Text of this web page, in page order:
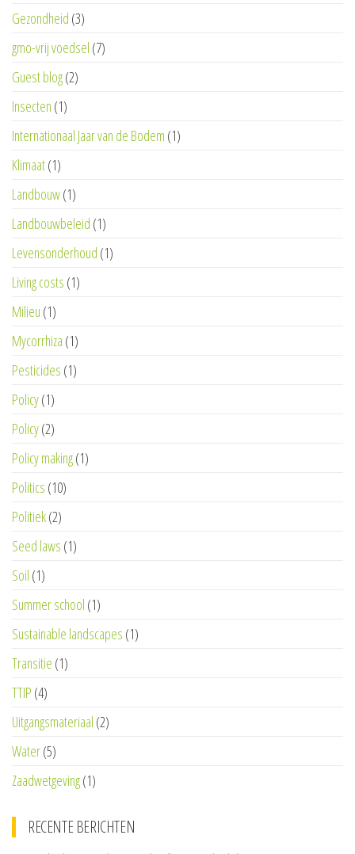
Gezondheid (3)
gmo-vrij voedsel (7)
Guest blog(2)
Insecten (1)
Internationaal Jaar van de Bodem (1)
Klimaat(1)
Landbouw(1)
Landbouwbeleid (1)
Levensonderhoud (1)
Living costs (1)
Milieu (1)
Mycorrhiza (1)
Pesticides (1)
Policy(1)
Policy(2)
Policy making(1)
Politics (10)
Politiek(2)
Seed laws (1)
Soil (1)
Summer school (1)
Sustainable landscapes (1)
Transitie (1)
TTIP (4)
Uitgangsmateriaal (2)
Water(5)
Zaadwetgeving(1)
RECENTE BERICHTEN